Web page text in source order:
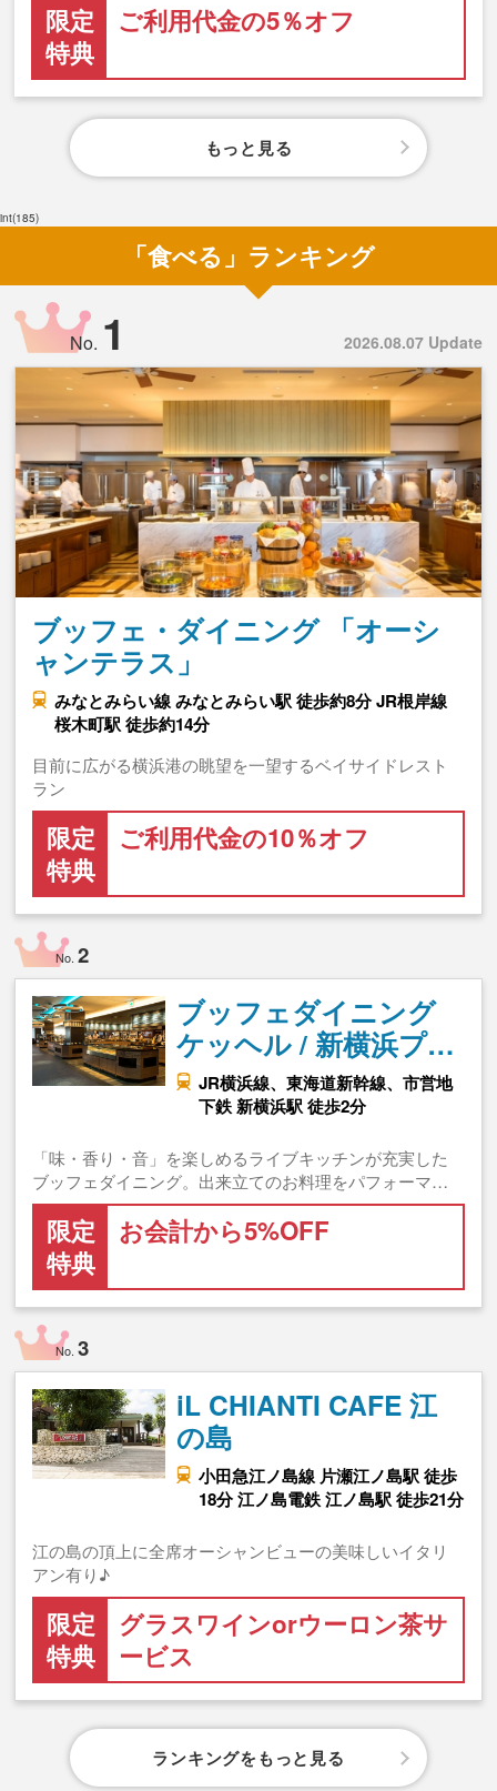
限定
特典
ご利用代金の5％オフ
もっと見る
int(185)
「食べる」ランキング
2026.08.07 Update
No. 1
ブッフェ・ダイニング 「オーシ
ャンテラス」
みなとみらい線 みなとみらい駅 徒歩約8分 JR根岸線
桜木町駅 徒歩約14分
目前に広がる横浜港の眺望を一望するベイサイドレスト
ラン
限定
特典
ご利用代金の10％オフ
No.2
ブッフェダイニング
ケッヘル / 新横浜プ…
JR横浜線、東海道新幹線、市営地
下鉄 新横浜駅 徒歩2分
「味・香り・音」を楽しめるライブキッチンが充実した
ブッフェダイニング。出来立てのお料理をパフォーマ…
限定
特典
お会計から5%OFF
No.3
iL CHIANTI CAFE 江
の島
小田急江ノ島線 片瀬江ノ島駅 徒歩
18分 江ノ島電鉄 江ノ島駅 徒歩21分
江の島の頂上に全席オーシャンビューの美味しいイタリ
アン有り♪
限定
特典
グラスワインorウーロン茶サ
ービス
ランキングをもっと見る